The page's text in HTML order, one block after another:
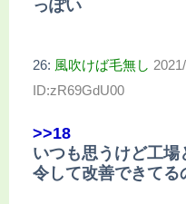
っぽい
26: 風吹けば毛無し
ID:zR69GdU00
>>18
いつも思うけど工
令して改善できてる